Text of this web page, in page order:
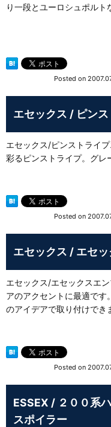
り一段とユーロシュポル
Posted on
エセックス / ピン
エセックス/ピンストライ
彩るピンストライプ。グレ
Posted on
エセックス / エセ
エセックス/エセックスエ
アのアクセントに最適で
のアイデアで取り付けでき
Posted on
ESSEX / ２００
スポイラー